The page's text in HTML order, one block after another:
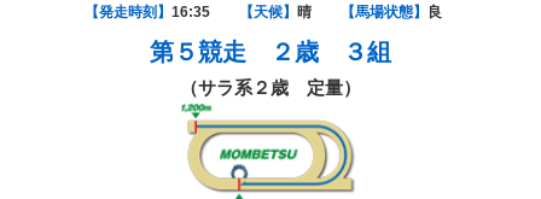
【発走時刻】 16:35 【天候】 晴 【馬場状態】 良
第５競走 ２歳 ３組
（サラ系２歳 定量）